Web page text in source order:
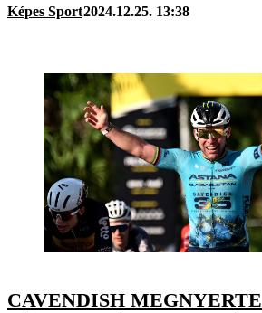
Képes Sport2024.12.25. 13:38
CAVENDISH MEGNYERTE